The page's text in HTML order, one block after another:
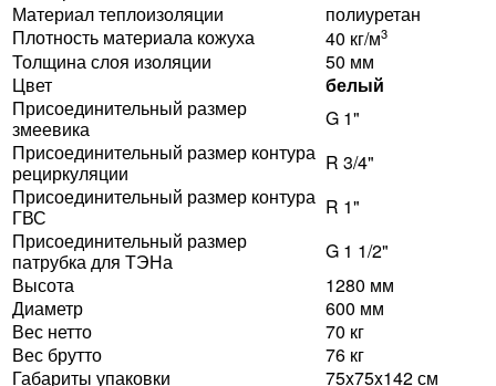
Материал теплоизоляции
полиуретан
Плотность материала кожуха
40 кг/м3
Толщина слоя изоляции
50 мм
Цвет
белый
Присоединительный размер
змеевика
G 1"
Присоединительный размер контура
рециркуляции
R 3/4"
Присоединительный размер контура
ГВС
R 1"
Присоединительный размер
патрубка для ТЭНа
G 1 1/2"
Высота
1280 мм
Диаметр
600 мм
Вес нетто
70 кг
Вес брутто
76 кг
Габариты упаковки
75x75x142 см